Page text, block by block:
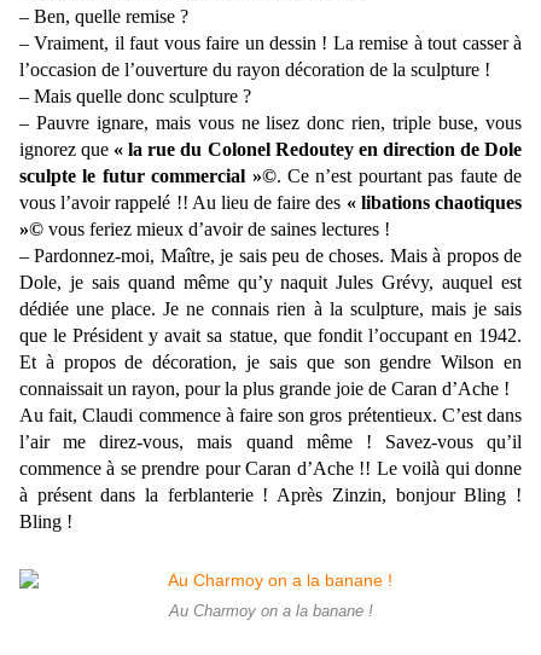
– Ben, quelle remise ?
– Vraiment, il faut vous faire un dessin ! La remise à tout casser à
l’occasion de l’ouverture du rayon décoration de la sculpture !
– Mais quelle donc sculpture ?
– Pauvre ignare, mais vous ne lisez donc rien, triple buse, vous
ignorez que « la rue du Colonel Redoutey en direction de Dole
sculpte le futur commercial »©. Ce n’est pourtant pas faute de
vous l’avoir rappelé !! Au lieu de faire des « libations chaotiques
»© vous feriez mieux d’avoir de saines lectures !
– Pardonnez-moi, Maître, je sais peu de choses. Mais à propos de
Dole, je sais quand même qu’y naquit Jules Grévy, auquel est
dédiée une place. Je ne connais rien à la sculpture, mais je sais
que le Président y avait sa statue, que fondit l’occupant en 1942.
Et à propos de décoration, je sais que son gendre Wilson en
connaissait un rayon, pour la plus grande joie de Caran d’Ache !
Au fait, Claudi commence à faire son gros prétentieux. C’est dans
l’air me direz-vous, mais quand même ! Savez-vous qu’il
commence à se prendre pour Caran d’Ache !! Le voilà qui donne
à présent dans la ferblanterie ! Après Zinzin, bonjour Bling !
Bling !
Au Charmoy on a la banane !